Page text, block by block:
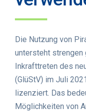
Die Nutzung von
untersteht strengen
Inkrafttreten des
(GlüStV) im Juli
lizenziert. Das
Möglichkeiten von